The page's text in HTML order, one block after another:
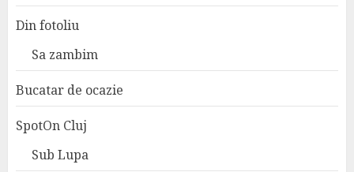
Din fotoliu
Sa zambim
Bucatar de ocazie
SpotOn Cluj
Sub Lupa